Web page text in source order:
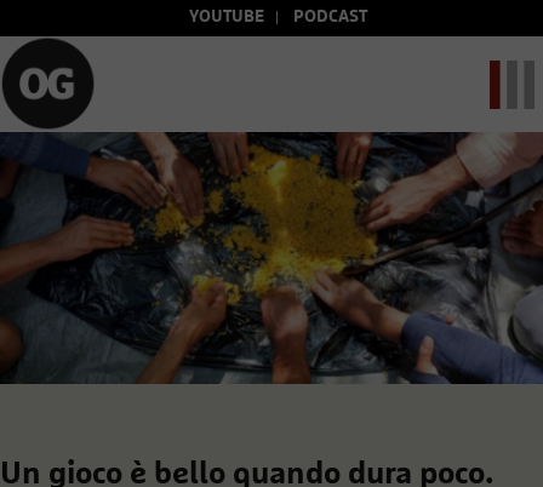
YOUTUBE PODCAST
Un gioco è bello quando dura poco.